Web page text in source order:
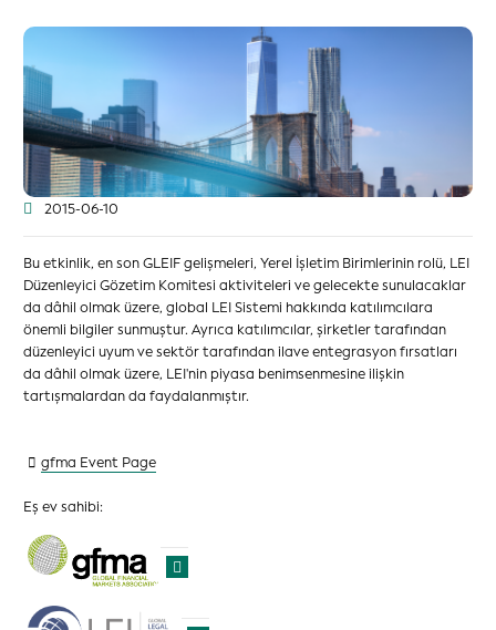
2015-06-10
Bu etkinlik, en son GLEIF gelişmeleri, Yerel İşletim Birimlerinin rolü, LEI
Düzenleyici Gözetim Komitesi aktiviteleri ve gelecekte sunulacaklar
da dâhil olmak üzere, global LEI Sistemi hakkında katılımcılara
önemli bilgiler sunmuştur. Ayrıca katılımcılar, şirketler tarafından
düzenleyici uyum ve sektör tarafından ilave entegrasyon fırsatları
da dâhil olmak üzere, LEI'nin piyasa benimsenmesine ilişkin
tartışmalardan da faydalanmıştır.
gfma Event Page
Eş ev sahibi: